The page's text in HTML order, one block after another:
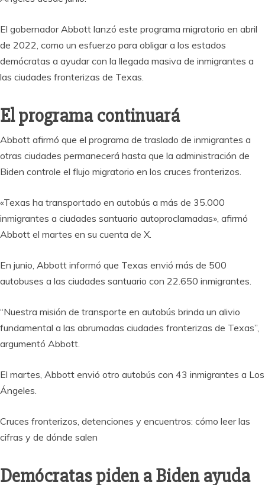
El gobernador Abbott lanzó este programa migratorio en abril
de 2022, como un esfuerzo para obligar a los estados
demócratas a ayudar con la llegada masiva de inmigrantes a
las ciudades fronterizas de Texas.
El programa continuará
Abbott afirmó que el programa de traslado de inmigrantes a
otras ciudades permanecerá hasta que la administración de
Biden controle el flujo migratorio en los cruces fronterizos.
«Texas ha transportado en autobús a más de 35.000
inmigrantes a ciudades santuario autoproclamadas», afirmó
Abbott el martes en su cuenta de X.
En junio, Abbott informó que Texas envió más de 500
autobuses a las ciudades santuario con 22.650 inmigrantes.
“Nuestra misión de transporte en autobús brinda un alivio
fundamental a las abrumadas ciudades fronterizas de Texas”,
argumentó Abbott.
El martes, Abbott envió otro autobús con 43 inmigrantes a Los
Ángeles.
Cruces fronterizos, detenciones y encuentros: cómo leer las
cifras y de dónde salen
Demócratas piden a Biden ayuda